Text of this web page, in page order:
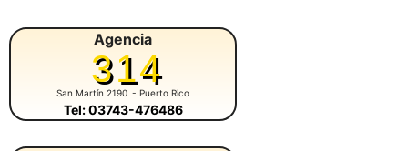
Agencia
314
San Martín 2190 - Puerto Rico
Tel: 03743-476486